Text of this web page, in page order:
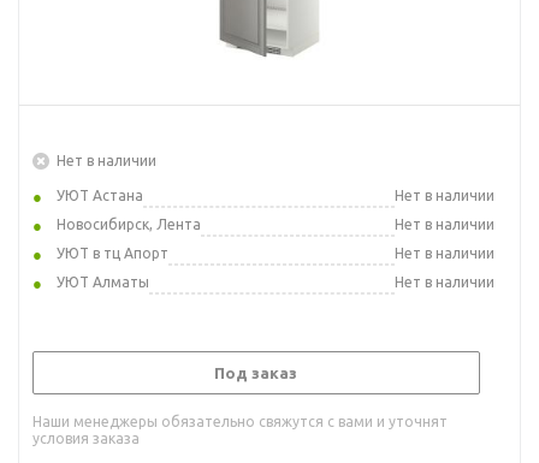
Нет в наличии
УЮТ Астана
Нет в наличии
Новосибирск, Лента
Нет в наличии
УЮТ в тц Апорт
Нет в наличии
УЮТ Алматы
Нет в наличии
Под заказ
Наши менеджеры обязательно свяжутся с вами и уточнят
условия заказа